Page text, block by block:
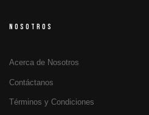
NOSOTROS
Acerca de Nosotros
Contáctanos
Términos y Condiciones